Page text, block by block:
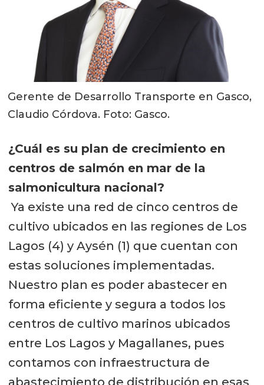
Gerente de Desarrollo Transporte en Gasco,
Claudio Córdova. Foto: Gasco.
¿Cuál es su plan de crecimiento en
centros de salmón en mar de la
salmonicultura nacional?
Ya existe una red de cinco centros de
cultivo ubicados en las regiones de Los
Lagos (4) y Aysén (1) que cuentan con
estas soluciones implementadas.
Nuestro plan es poder abastecer en
forma eficiente y segura a todos los
centros de cultivo marinos ubicados
entre Los Lagos y Magallanes, pues
contamos con infraestructura de
abastecimiento de distribución en esas